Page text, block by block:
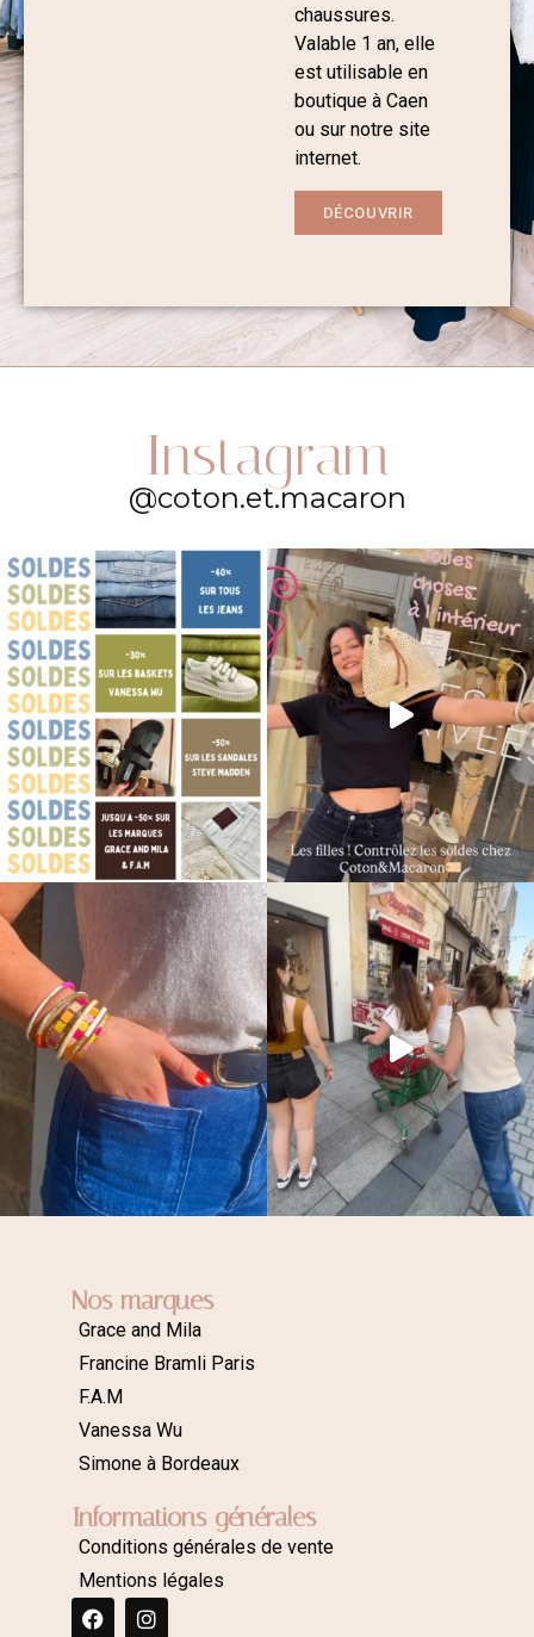
chaussures.
Valable 1 an, elle
est utilisable en
boutique à Caen
ou sur notre site
internet.
DÉCOUVRIR
Instagram
@coton.et.macaron
Nos marques
Grace and Mila
Francine Bramli Paris
F.A.M
Vanessa Wu
Simone à Bordeaux
Informations générales
Conditions générales de vente
Mentions légales